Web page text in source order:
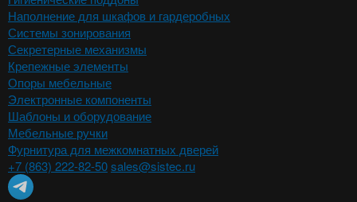
Наполнение для шкафов и гардеробных
Системы зонирования
Секретерные механизмы
Крепежные элементы
Опоры мебельные
Электронные компоненты
Шаблоны и оборудование
Мебельные ручки
Фурнитура для межкомнатных дверей
+7 (863) 222-82-50sales@sistec.ru